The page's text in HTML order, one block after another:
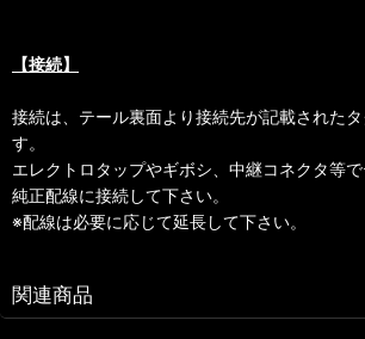
【接続】
接続は、テール裏面より接続先が記載された
す。
エレクトロタップやギボシ、中継コネクタ等
純正配線に接続して下さい。
※配線は必要に応じて延長して下さい。
関連商品